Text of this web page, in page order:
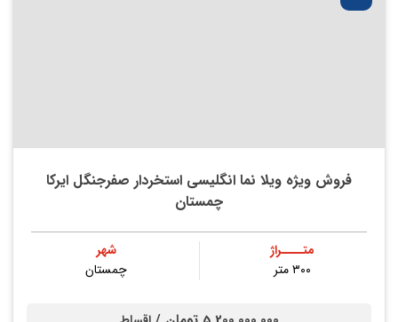
فروش ویژه ویلا نما انگلیسی استخردار صفرجنگل ایرکا
چمستان
متــــراژ
۳۰۰ متر
شهر
چمستان